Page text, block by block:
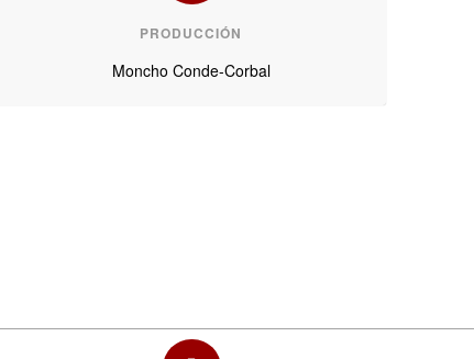
PRODUCCIÓN
Moncho Conde-Corbal